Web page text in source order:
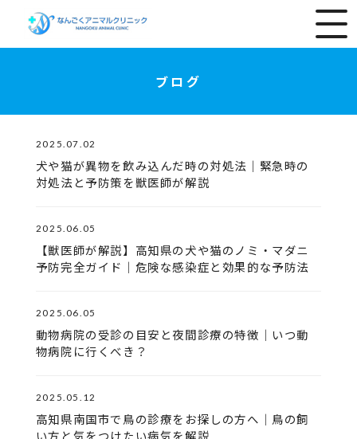
ブログ
2025.07.02
犬や猫が異物を飲み込んだ時の対処法｜緊急時の
対処法と予防策を獣医師が解説
2025.06.05
【獣医師が解説】高知県の犬や猫のノミ・マダニ
予防完全ガイド｜危険な感染症と効果的な予防法
2025.06.05
動物病院の受診の目安と夜間診療の特徴｜いつ動
物病院に行くべき？
2025.05.12
高知県南国市で鳥の診療をお探しの方へ｜鳥の飼
い方と気をつけたい病気を解説